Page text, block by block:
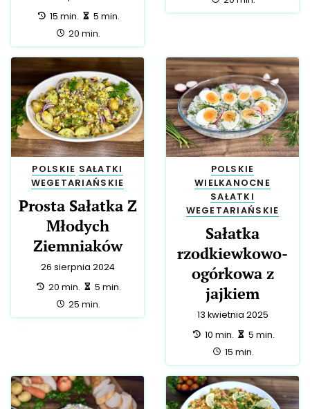
przygotowanie:
15 min. zrobienie:
5 min.
całość:
20 min.
POLSKIE SAŁATKI
WEGETARIAŃSKIE
Prosta Sałatka Z
Młodych
Ziemniaków
26 sierpnia 2024
przygotowanie:
20 min. zrobienie:
5 min.
całość:
25 min.
POLSKIE
WIELKANOCNE
SAŁATKI
WEGETARIAŃSKIE
Sałatka
rzodkiewkowo-
ogórkowa z
jajkiem
13 kwietnia 2025
przygotowanie:
10 min. zrobienie:
5 min.
całość:
15 min.